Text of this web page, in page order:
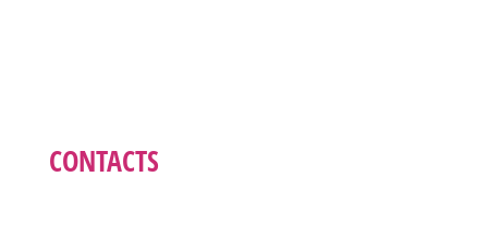
CONTACTS